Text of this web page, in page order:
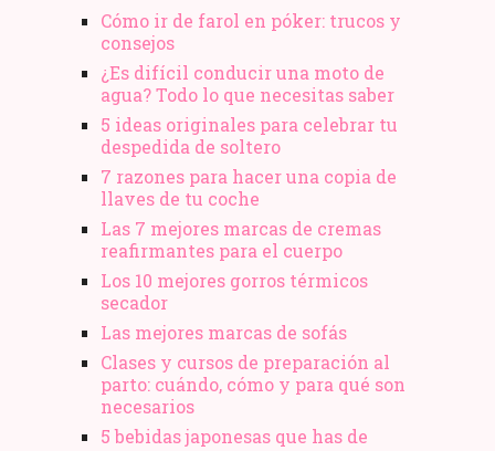
Cómo ir de farol en póker: trucos y
consejos
¿Es difícil conducir una moto de
agua? Todo lo que necesitas saber
5 ideas originales para celebrar tu
despedida de soltero
7 razones para hacer una copia de
llaves de tu coche
Las 7 mejores marcas de cremas
reafirmantes para el cuerpo
Los 10 mejores gorros térmicos
secador
Las mejores marcas de sofás
Clases y cursos de preparación al
parto: cuándo, cómo y para qué son
necesarios
5 bebidas japonesas que has de